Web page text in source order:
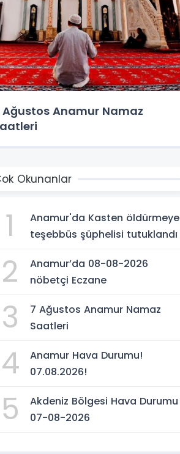
Ağustos Anamur Namaz
Okunanlar
1
Anamur'da Kasten öldürmeye
teşebbüs şüphelisi tutuklandı
2
Anamur’da 08-08-2026
nöbetçi Eczane
3
7 Ağustos Anamur Namaz
Saatleri
4
Anamur Hava Durumu!
07.08.2026!
5
Akdeniz Bölgesi Hava Durumu
07-08-2026